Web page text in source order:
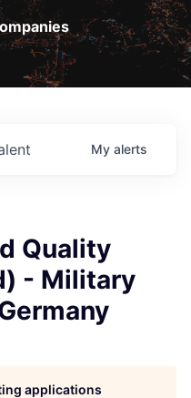
My alerts
Quality
- Military
applications